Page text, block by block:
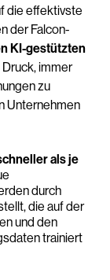
die effektivste
der Falcon-
KI-gestützten
immer
zu
Unternehmen
als je
durch
die auf der
und den
trainiert